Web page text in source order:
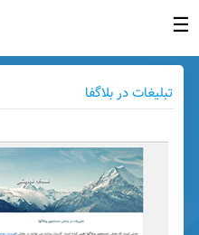
☰
ورود به بخش مدیریت
ساخت وبلاگ جدید
وبلاگهای بروز شده
فهرست وبلاگها
تبلیغات در بلاگفا